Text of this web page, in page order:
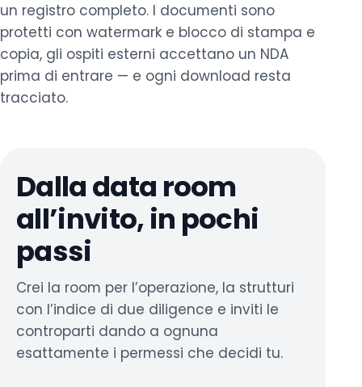
un registro completo. I documenti sono
protetti con watermark e blocco di stampa e
copia, gli ospiti esterni accettano un NDA
prima di entrare — e ogni download resta
tracciato.
Dalla data room
all’invito, in pochi
passi
Crei la room per l’operazione, la strutturi
con l’indice di due diligence e inviti le
controparti dando a ognuna
esattamente i permessi che decidi tu.